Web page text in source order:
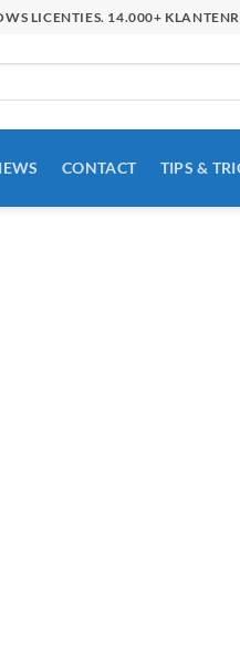
LICENTIES. 14.000+
CONTACT TIPS &